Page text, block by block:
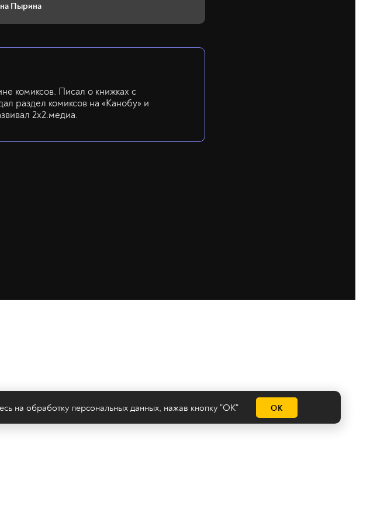
Пырина
комиксов. Писал о книжках с
раздел комиксов на «Канобу» и
2х2.медиа.
на обработку персональных данных, нажав кнопку "ОК" ОК